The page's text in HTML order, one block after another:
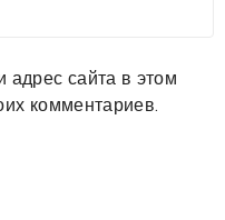
сайта в этом
комментариев.